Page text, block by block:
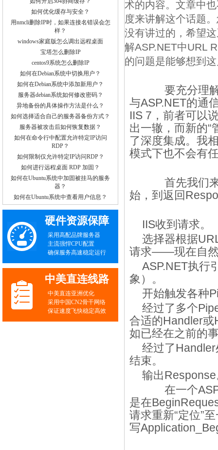
如何优化缓存与安全？
用nmcli删除IP时，如果连接名错误会怎
样？
windows家庭版怎么调出远程桌面
宝塔怎么删除IP
centos9系统怎么删除IP
如何在Debian系统中切换用户？
如何在Debian系统中添加新用户？
服务器debian系统如何修改密码？
异地备份的具体操作方法是什么？
如何选择适合自己的服务器备份方式？
服务器被攻击后如何恢复数据？
如何在命令行中配置允许特定IP访问
RDP？
如何限制仅允许特定IP访问RDP？
如何进行远程桌面 RDP 加固？
如何在Ubuntu系统中加固被挂马的服务
器？
如何在Ubuntu系统中查看用户信息？
硬件资源保障
采用高配品牌服务器
主流强悍CPU配置
确保服务高速稳定运行
中美直连线路
中美直连亚洲优化
采用中国CN2骨干网络
保证速度飞快稳定高效
术的内容。文章中
度来讲解这个话题
没有讲过的，希望
解ASP.NET中URL
的问题是能够想到
要充分理解
与ASP.NET的通
IIS 7，前者可以
出一辙，而新的“
了深度集成。我
模式下也不会有
首先我们来
始，到返回
IIS收到请求。
选择器根据
请求——现在自然
ASP.NET执行
象）。
开始触发各种
经过了多个
合适的Handler
如已经在之前的
经过了
结束。
输出
在一个
是在
请求重新“定位”
写